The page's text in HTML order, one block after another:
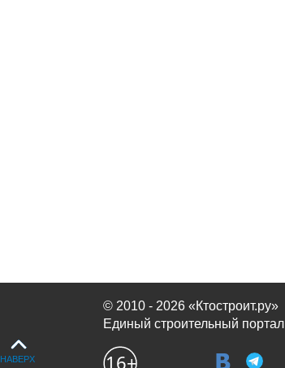
© 2010 - 2026 «Ктостроит.ру»
Единый строительный портал
НАВЕРХ